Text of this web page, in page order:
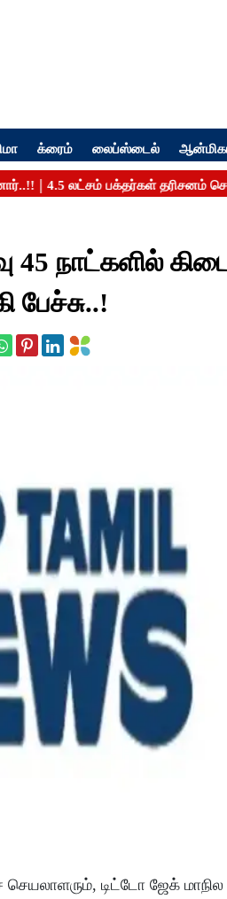
க்ரைம் லைப்ஸ்டைல்
நாட்களில்
பேச்சு..!
டிட்டோ ஜேக் மாநில